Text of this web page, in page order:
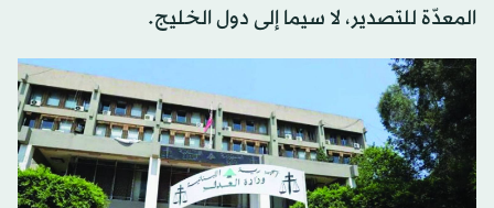
المعدّة للتصدير، لا سيما إلى دول الخليج.